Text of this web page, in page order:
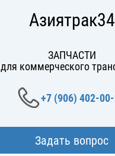
Азиятрак34
ЗАПЧАСТИ
для коммерческого
+7 (906) 402-
Задать вопрос